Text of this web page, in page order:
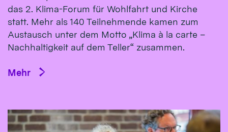
das 2. Klima-Forum für Wohlfahrt und Kirche
statt. Mehr als 140 Teilnehmende kamen zum
Austausch unter dem Motto „Klima à la carte –
Nachhaltigkeit auf dem Teller“ zusammen.
Mehr